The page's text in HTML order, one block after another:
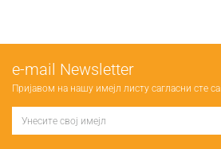
е-mail Newsletter
Пријавом на нашу имејл листу сагласни сте са